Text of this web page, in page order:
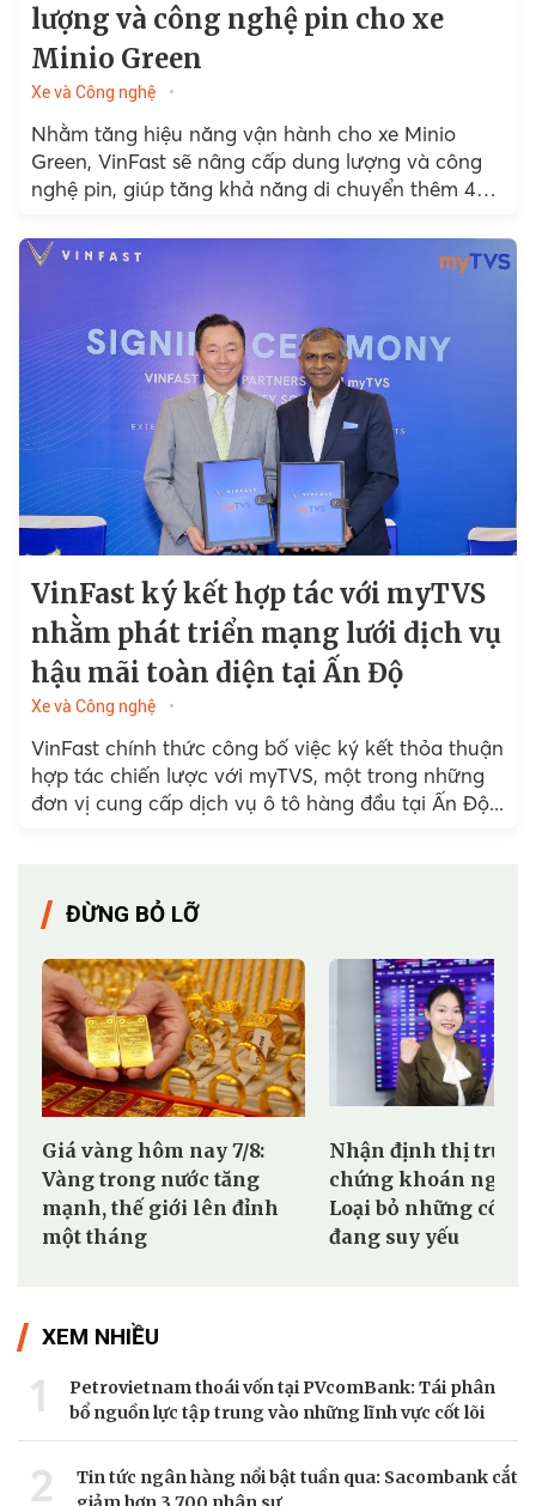
lượng và công nghệ pin cho xe
Minio Green
Xe và Công nghệ
Nhằm tăng hiệu năng vận hành cho xe Minio
Green, VinFast sẽ nâng cấp dung lượng và công
nghệ pin, giúp tăng khả năng di chuyển thêm 40
VinFast ký kết hợp tác với myTVS
nhằm phát triển mạng lưới dịch vụ
hậu mãi toàn diện tại Ấn Độ
Xe và Công nghệ
VinFast chính thức công bố việc ký kết thỏa thuận
hợp tác chiến lược với myTVS, một trong những
đơn vị cung cấp dịch vụ ô tô hàng đầu tại Ấn Độ...
ĐỪNG BỎ LỠ
Giá vàng hôm nay 7/8:
Vàng trong nước tăng
mạnh, thế giới lên đỉnh
một tháng
Nhận định thị
chứng khoán ngày
Loại bỏ những cổ
đang suy yếu
XEM NHIỀU
1
Petrovietnam thoái vốn tại PVcomBank: Tái phân
bổ nguồn lực tập trung vào những lĩnh vực cốt lõi
2
Tin tức ngân hàng nổi bật tuần qua: Sacombank cắt